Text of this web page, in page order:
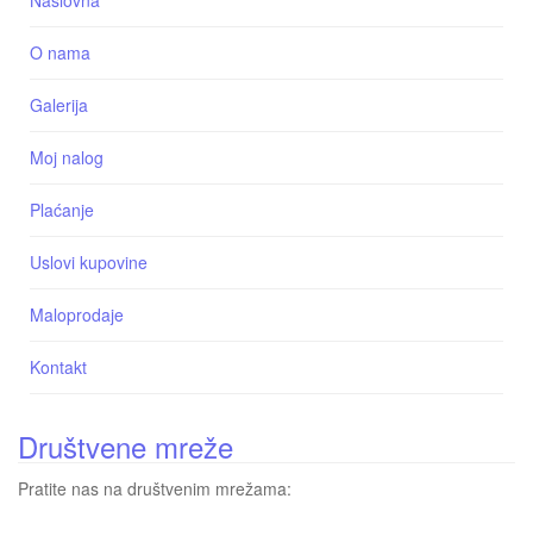
O nama
Galerija
Moj nalog
Plaćanje
Uslovi kupovine
Maloprodaje
Kontakt
Društvene mreže
Pratite nas na društvenim mrežama: